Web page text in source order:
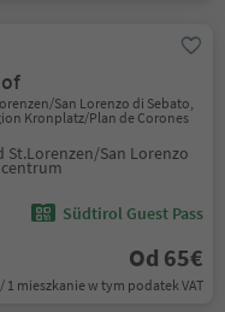
San Lorenzo di Sebato,
Kronplatz/Plan de Corones
St.Lorenzen/San Lorenzo
Südtirol Guest Pass
Od 65€
1 mieszkanie w tym podatek VAT